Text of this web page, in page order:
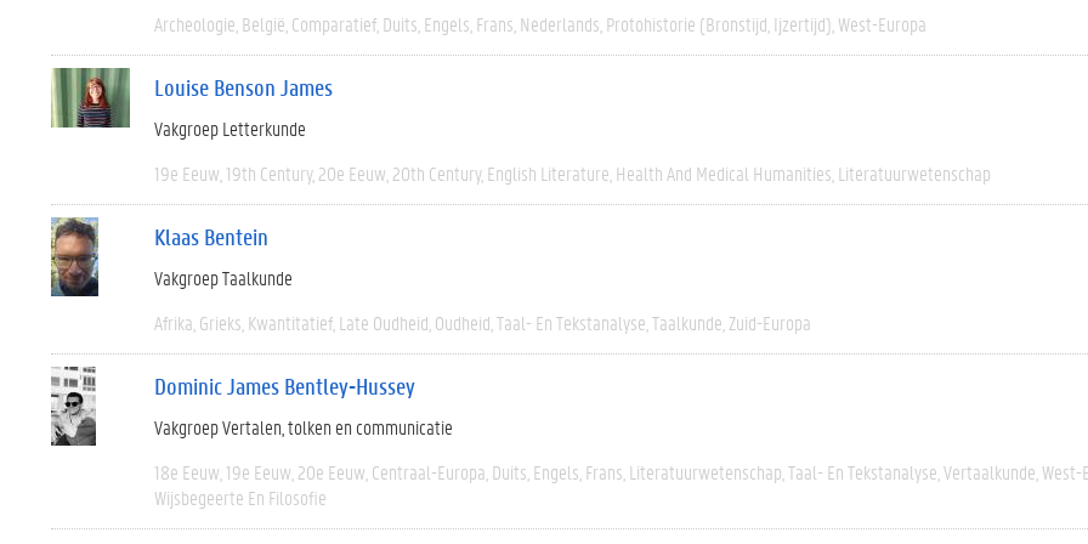
Archeologie België Comparatief Duits Engels Frans Nederlands Protohistorie (bronstijd, Ijzertijd) West-Europa
Louise Benson James
Vakgroep Letterkunde
19e Eeuw 19th Century 20e Eeuw 20th Century English Literature Health And Medical Humanities Literatuurwetenschap
Klaas Bentein
Vakgroep Taalkunde
Afrika Grieks Kwantitatief Late Oudheid Oudheid Taal- En Tekstanalyse Taalkunde Zuid-Europa
Dominic James Bentley-Hussey
Vakgroep Vertalen, tolken en communicatie
18e Eeuw 19e Eeuw 20e Eeuw Centraal-Europa Duits Engels Frans Literatuurwetenschap Taal- En Tekstanalyse Vertaalkunde West-
Wijsbegeerte En Filosofie